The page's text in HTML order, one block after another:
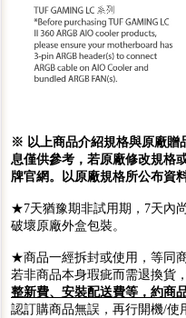
※ 以上商品介紹規格與原廠贈
息僅供參考，若原廠修改規格
牌官網。以原廠規格所公布資
★7天猶豫期非試用期，7天內
破壞原廠外盒包裝。
★商品一經拆封或使用，等同
若非商品本身瑕疵而需退換貨，
整新費、安裝配送費等，約商
認訂購商品無誤，再行開機/使